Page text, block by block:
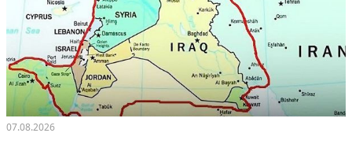
07.08.2026